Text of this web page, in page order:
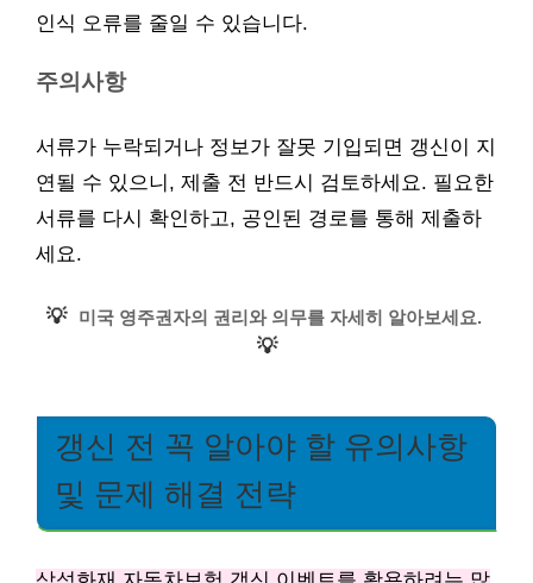
인식 오류를 줄일 수 있습니다.
주의사항
서류가 누락되거나 정보가 잘못 기입되면 갱신이 지
연될 수 있으니, 제출 전 반드시 검토하세요. 필요한
서류를 다시 확인하고, 공인된 경로를 통해 제출하
세요.
💡 미국 영주권자의 권리와 의무를 자세히 알아보세요.
💡
갱신 전 꼭 알아야 할 유의사항
및 문제 해결 전략